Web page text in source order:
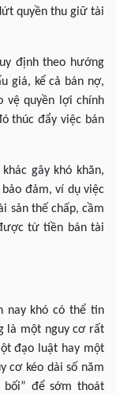
quyền thu giữ tài
định theo hướng
giá, kể cả bán nợ,
vệ quyền lợi chính
thúc đẩy việc bán
gây khó khăn,
đảm, ví dụ việc
sản thế chấp, cầm
từ tiền bán tài
nay khó có thể tin
là một nguy cơ rất
đạo luật hay một
cơ kéo dài số năm
để sớm thoát